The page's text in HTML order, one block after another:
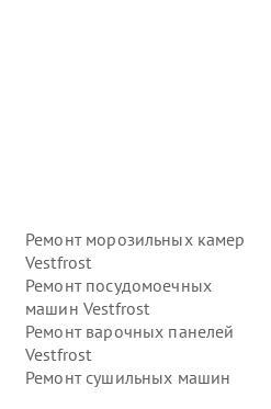
Ремонт морозильных камер
Vestfrost
Ремонт посудомоечных
машин Vestfrost
Ремонт варочных панелей
Vestfrost
Ремонт сушильных машин